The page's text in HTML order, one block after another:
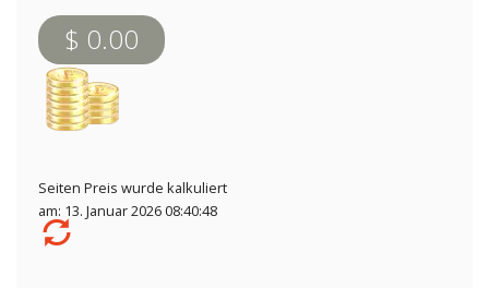
$ 0.00
Seiten Preis wurde kalkuliert
am: 13. Januar 2026 08:40:48